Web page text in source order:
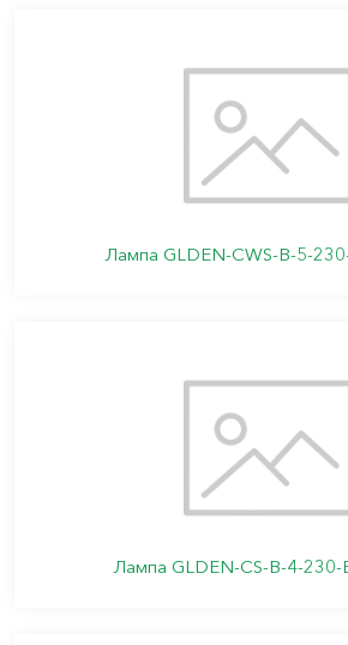
Лампа GLDEN-CWS-B-5-
Лампа GLDEN-CS-B-4-